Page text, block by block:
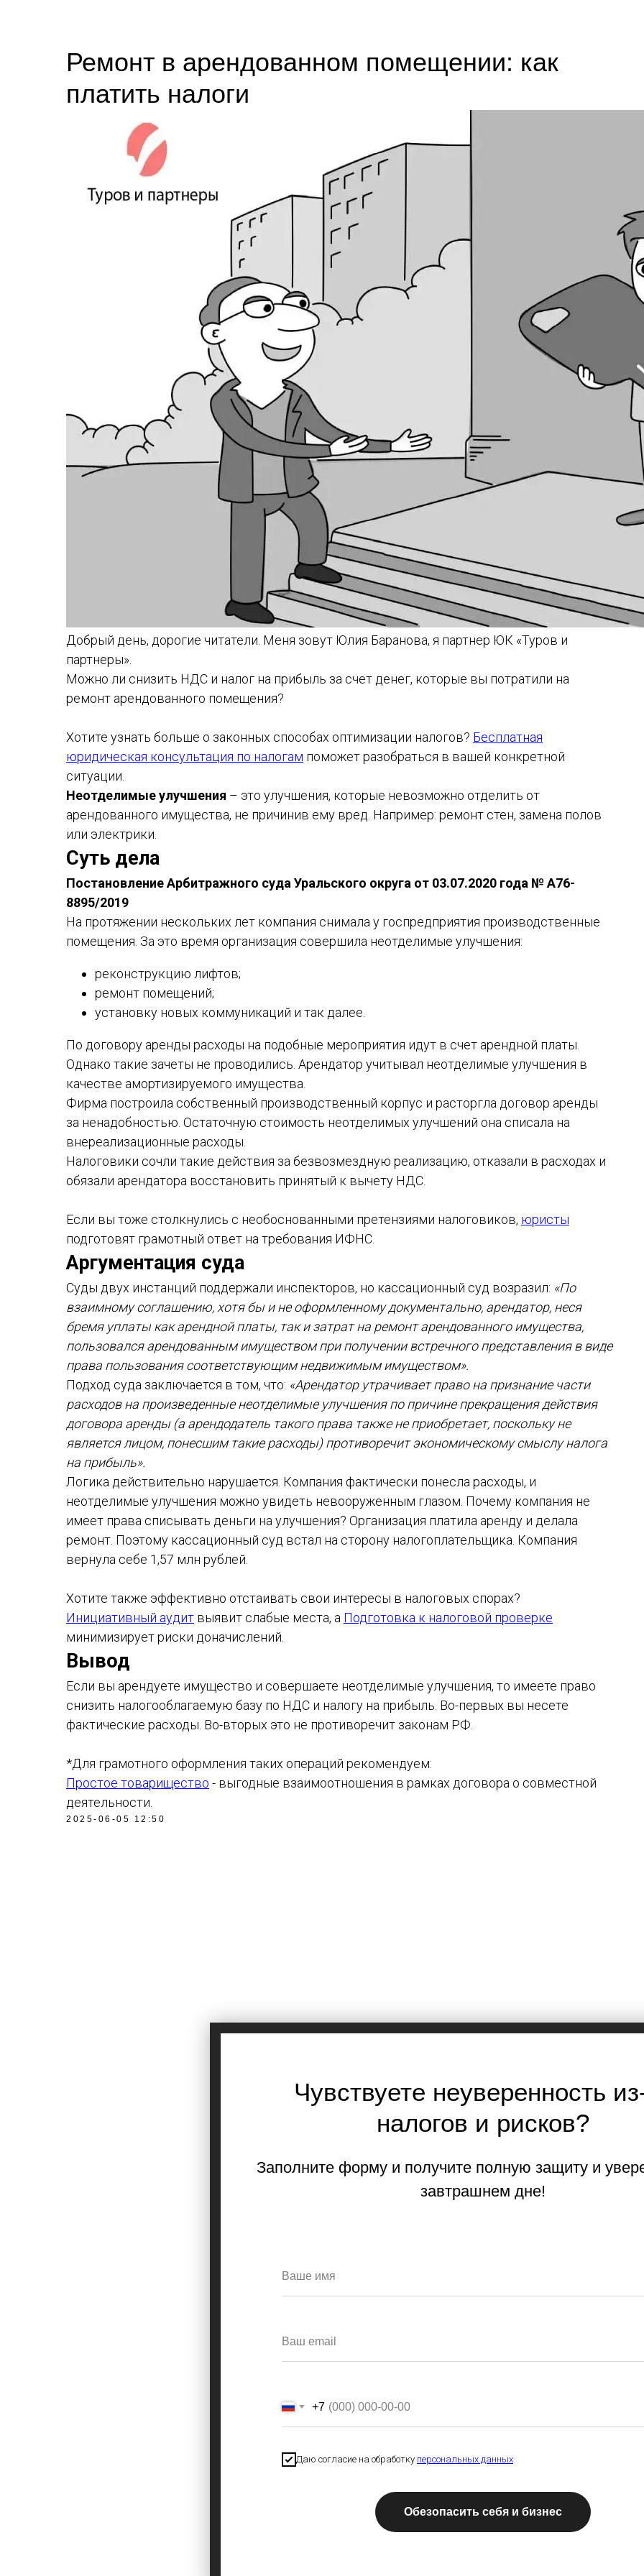
Ремонт в арендованном помещении: как
платить налоги
Добрый день, дорогие читатели. Меня зовут Юлия Баранова, я партнер ЮК «Туров и
партнеры».
Можно ли снизить НДС и налог на прибыль за счет денег, которые вы потратили на
ремонт арендованного помещения?
Хотите узнать больше о законных способах оптимизации налогов? Бесплатная
юридическая консультация по налогам поможет разобраться в вашей конкретной
ситуации.
Неотделимые улучшения – это улучшения, которые невозможно отделить от
арендованного имущества, не причинив ему вред. Например: ремонт стен, замена полов
или электрики.
Суть дела
Постановление Арбитражного суда Уральского округа от 03.07.2020 года № А76-
8895/2019
На протяжении нескольких лет компания снимала у госпредприятия производственные
помещения. За это время организация совершила неотделимые улучшения:
реконструкцию лифтов;
ремонт помещений;
установку новых коммуникаций и так далее.
По договору аренды расходы на подобные мероприятия идут в счет арендной платы.
Однако такие зачеты не проводились. Арендатор учитывал неотделимые улучшения в
качестве амортизируемого имущества.
Фирма построила собственный производственный корпус и расторгла договор аренды
за ненадобностью. Остаточную стоимость неотделимых улучшений она списала на
внереализационные расходы.
Налоговики сочли такие действия за безвозмездную реализацию, отказали в расходах и
обязали арендатора восстановить принятый к вычету НДС.
Если вы тоже столкнулись с необоснованными претензиями налоговиков, юристы
подготовят грамотный ответ на требования ИФНС.
Аргументация суда
Суды двух инстанций поддержали инспекторов, но кассационный суд возразил: «По
взаимному соглашению, хотя бы и не оформленному документально, арендатор, неся
бремя уплаты как арендной платы, так и затрат на ремонт арендованного имущества,
пользовался арендованным имуществом при получении встречного представления в виде
права пользования соответствующим недвижимым имуществом».
Подход суда заключается в том, что: «Арендатор утрачивает право на признание части
расходов на произведенные неотделимые улучшения по причине прекращения действия
договора аренды (а арендодатель такого права также не приобретает, поскольку не
является лицом, понесшим такие расходы) противоречит экономическому смыслу налога
на прибыль».
Логика действительно нарушается. Компания фактически понесла расходы, и
неотделимые улучшения можно увидеть невооруженным глазом. Почему компания не
имеет права списывать деньги на улучшения? Организация платила аренду и делала
ремонт. Поэтому кассационный суд встал на сторону налогоплательщика. Компания
вернула себе 1,57 млн рублей.
Хотите также эффективно отстаивать свои интересы в налоговых спорах?
Инициативный аудит выявит слабые места, а Подготовка к налоговой проверке
минимизирует риски доначислений.
Вывод
Если вы арендуете имущество и совершаете неотделимые улучшения, то имеете право
снизить налогооблагаемую базу по НДС и налогу на прибыль. Во-первых вы несете
фактические расходы. Во-вторых это не противоречит законам РФ.
*Для грамотного оформления таких операций рекомендуем:
Простое товарищество - выгодные взаимоотношения в рамках договора о совместной
деятельности.
2025-06-05 12:50
Чувствуете неуверенность
налогов и рисков?
Заполните форму и получите полную защиту и
завтрашнем дне!
+7
Даю согласие на обработку персональных данных
Обезопасить себя и бизнес